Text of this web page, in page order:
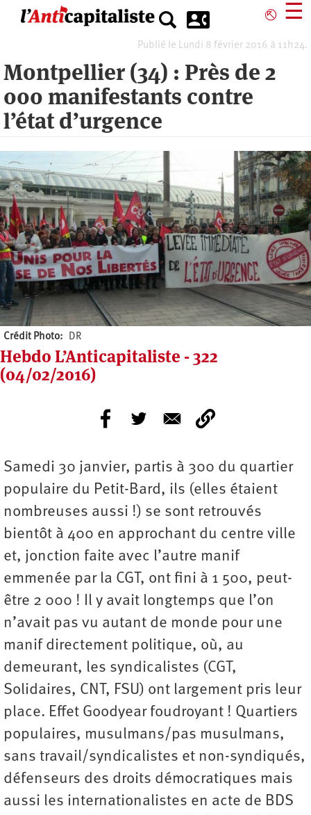
⎋ ☰
Publié le Lundi 8 février 2016 à 11h24.
Montpellier (34) : Près de 2
000 manifestants contre
l’état d’urgence
Crédit Photo DR
Hebdo L’Anticapitaliste - 322
(04/02/2016)
Samedi 30 janvier, partis à 300 du quartier
populaire du Petit-Bard, ils (elles étaient
nombreuses aussi !) se sont retrouvés
bientôt à 400 en approchant du centre ville
et, jonction faite avec l’autre manif
emmenée par la CGT, ont fini à 1 500, peut-
être 2 000 ! Il y avait longtemps que l’on
n’avait pas vu autant de monde pour une
manif directement politique, où, au
demeurant, les syndicalistes (CGT,
Solidaires, CNT, FSU) ont largement pris leur
place. Effet Goodyear foudroyant ! Quartiers
populaires, musulmans/pas musulmans,
sans travail/syndicalistes et non-syndiqués,
défenseurs des droits démocratiques mais
aussi les internationalistes en acte de BDS